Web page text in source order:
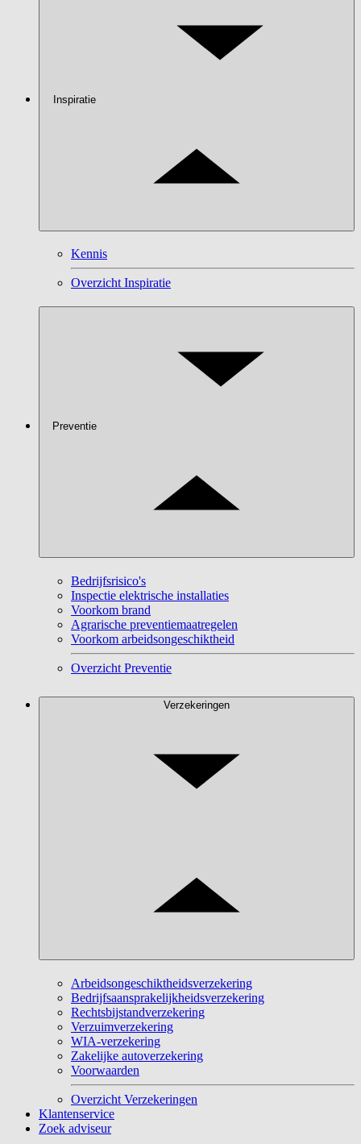
Inspiratie
Kennis
Overzicht Inspiratie
Preventie
Bedrijfsrisico's
Inspectie elektrische installaties
Voorkom brand
Agrarische preventiemaatregelen
Voorkom arbeidsongeschiktheid
Overzicht Preventie
Verzekeringen
Arbeidsongeschiktheidsverzekering
Bedrijfsaansprakelijkheidsverzekering
Rechtsbijstandverzekering
Verzuimverzekering
WIA-verzekering
Zakelijke autoverzekering
Voorwaarden
Overzicht Verzekeringen
Klantenservice
Zoek adviseur